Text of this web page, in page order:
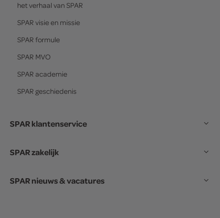
het verhaal van SPAR
SPAR visie en missie
SPAR formule
SPAR MVO
SPAR academie
SPAR geschiedenis
SPAR klantenservice
SPAR zakelijk
SPAR nieuws & vacatures